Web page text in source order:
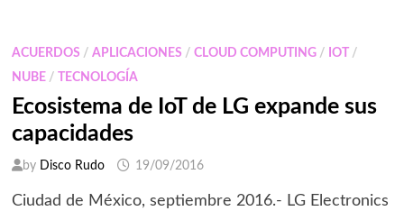
ACUERDOS / APLICACIONES / CLOUD COMPUTING/ IOT
/
NUBE/ TECNOLOGÍA
Ecosistema de IoT de LG expande sus
capacidades
by Disco Rudo 19/09/2016
Ciudad de México, septiembre 2016.- LG Electronics